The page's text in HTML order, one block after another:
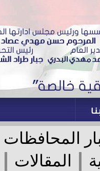
المحافظات|
| المقالات|